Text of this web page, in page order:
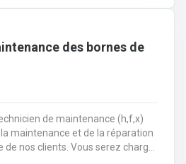
durée de vie des
rapports relatifs à ses
des bornes de
de maintenance (h,f,x)
maintenance et de la réparation
de nos clients. Vous serez chargé